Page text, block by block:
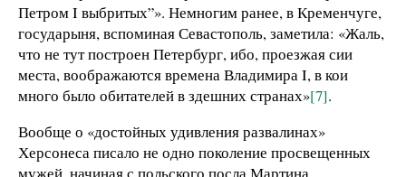
Петром I выбритых”». Немногим ранее, в Кременчуге,
государыня, вспоминая Севастополь, заметила: «Жаль,
что не тут построен Петербург, ибо, проезжая сии
места, воображаются времена Владимира I, в кои
много было обитателей в здешних странах»[7].
Вообще о «достойных удивления развалинах»
Херсонеса писало не одно поколение просвещенных